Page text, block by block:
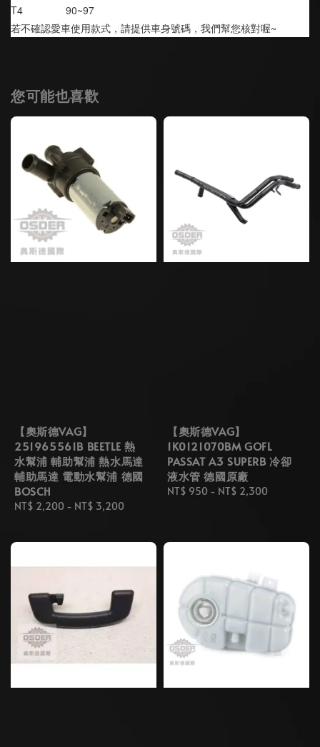
T4               90~97
若不確認愛車使用款式，請提供車身號碼，我們幫您核對喔~
您可能也喜歡
【奧斯德VAG】
251965561B BEETLE 熱
水幫浦 輔助幫浦 熱水馬達
輔助馬達 電動水幫浦 德國
BOSCH
Regular
NT$ 2,200 - NT$ 3,200
【奧斯德VAG】
1K0121070BM GOFL
PASSAT A3 SUPERB 冷卻
液水管 德國原廠
Regular
NT$ 950 - NT$ 2,300